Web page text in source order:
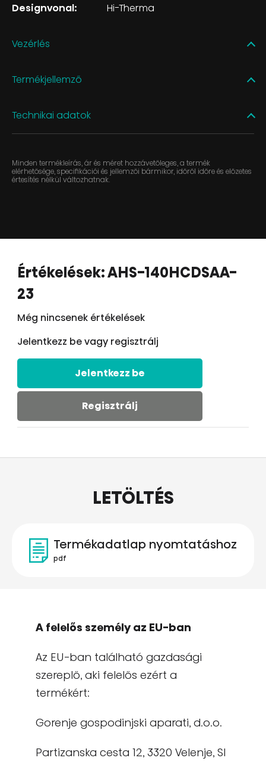
Designvonal: Hi-Therma
Vezérlés
Termékjellemző
Technikai adatok
Minden termékleírás, ár és méret hozzávetőleges, a termék
elérhetősége, specifikációi és jellemzői bármikor, időről időre és előzetes
értesítés nélkül változhatnak.
Értékelések: AHS-140HCDSAA-
23
Még nincsenek értékelések
Jelentkezz be vagy regisztrálj
Jelentkezz be
Regisztrálj
LETÖLTÉS
Termékadatlap nyomtatáshoz
pdf
A felelős személy az EU-ban
Az EU-ban található gazdasági
szereplő, aki felelős ezért a
termékért:
Gorenje gospodinjski aparati, d.o.o.
Partizanska cesta 12, 3320 Velenje, SI